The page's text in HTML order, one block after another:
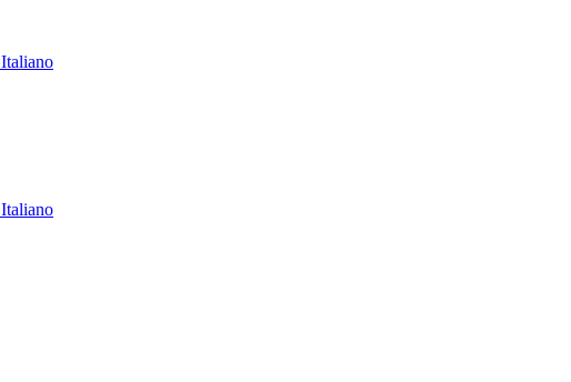
Italiano
Italiano